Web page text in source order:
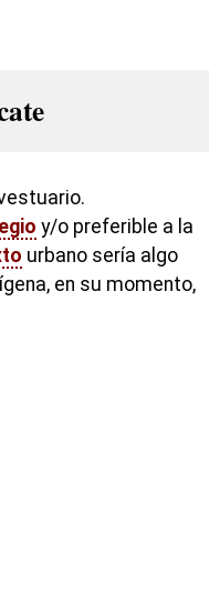
y/o preferible a la
urbano sería algo
en su momento,